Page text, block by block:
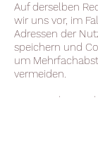
Auf derselben
wir uns vor, im
Adressen der
speichern und
um
vermeiden.
Die im Rahmen